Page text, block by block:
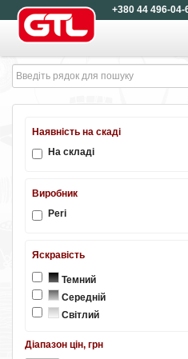
+380 44 496-04-
Наявність на скаді
На складі
Виробник
Peri
Яскравість
Темний
Середній
Світлий
Діапазон цін, грн